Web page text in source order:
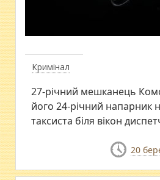
Кримінал
27-річний мешканець
його 24-річний напарник
таксиста біля вікон
20